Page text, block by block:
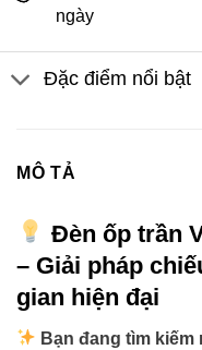
ngày
Đặc điểm nổi bật
MÔ TẢ
Đèn ốp trần
– Giải pháp
gian hiện đại
Bạn đang tìm